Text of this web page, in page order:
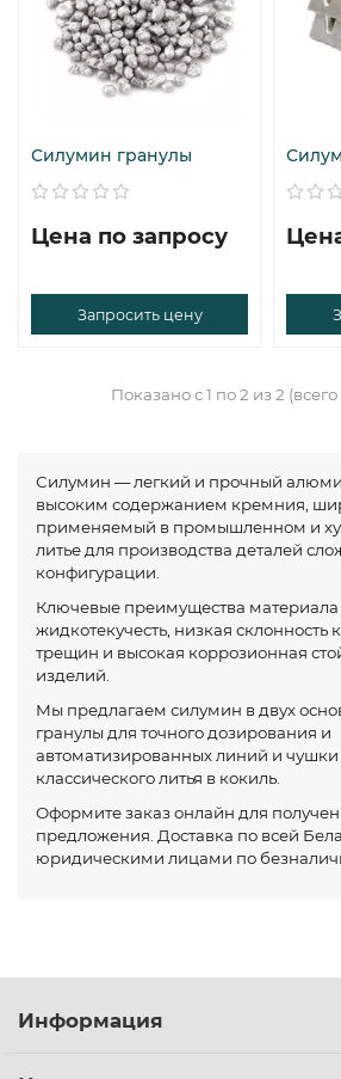
Силумин гранулы
Цена по запросу
Запросить цену
Показано с 1 по 2 из 2
Силумин — легкий и прочный
высоким содержанием кремния,
применяемый в промышленном и
литье для производства деталей
конфигурации.
Ключевые преимущества
жидкотекучесть, низкая склонность
трещин и высокая коррозионная
изделий.
Мы предлагаем силумин в двух
гранулы для точного дозирования и
автоматизированных линий и
классического литья в кокиль.
Оформите заказ онлайн для
предложения. Доставка по всей
юридическими лицами по
Информация